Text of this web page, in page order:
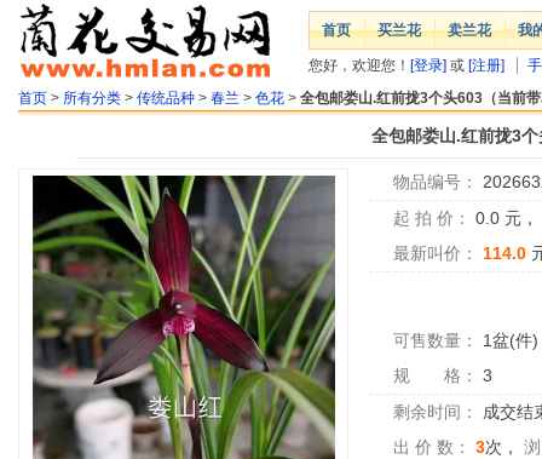
首页 买兰花 卖兰花 我
您好，欢迎您！ [登录] 或 [注册]
首页 > 所有分类 > 传统品种 > 春兰 > 色花 > 全包邮娄山.红前拢3个头603（当前
全包邮娄山.红前拢3
物品编号：
起 拍 价：
0.0 元，
最新叫价：
114.0
可售数量： 1盆(件)
规 格：
3
剩余时间：
成交结
出 价 数：
3次，